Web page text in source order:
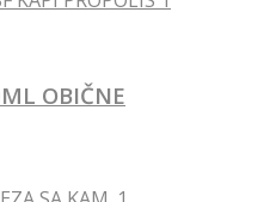
OBIČNE